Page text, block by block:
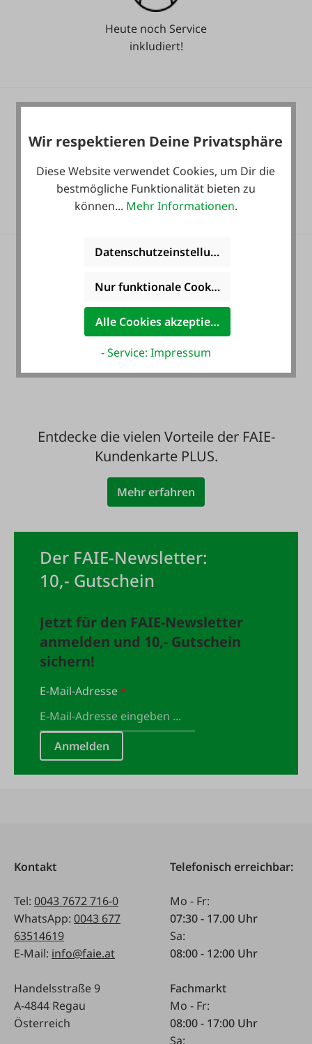
Heute noch Service
inkludiert!
36 Monate
Langzeit-Garantie.
Zahlung auf Wunsch
mit Rechnung - auch
für Neukunden
Entdecke die vielen Vorteile der FAIE-
Kundenkarte PLUS.
Mehr erfahren
Der FAIE-Newsletter:
10,- Gutschein
Jetzt für den FAIE-Newsletter
anmelden und 10,- Gutschein
sichern!
E-Mail-Adresse*
Anmelden
Kontakt
Tel: 0043 7672 716-0
WhatsApp: 0043 677
63514619
E-Mail: info@faie.at
Handelsstraße 9
A-4844 Regau
Österreich
Telefonisch erreichbar:
Mo - Fr:
07:30 - 17.00 Uhr
Sa:
08:00 - 12:00 Uhr
Fachmarkt
Mo - Fr:
08:00 - 17:00 Uhr
Sa:
Wir respektieren Deine Privatsphäre
Diese Website verwendet Cookies, um Dir die
bestmögliche Funktionalität bieten zu
können... Mehr Informationen.
Datenschutzeinstellungen
Nur funktionale Cookies akzeptieren
Alle Cookies akzeptieren
- Service: Impressum